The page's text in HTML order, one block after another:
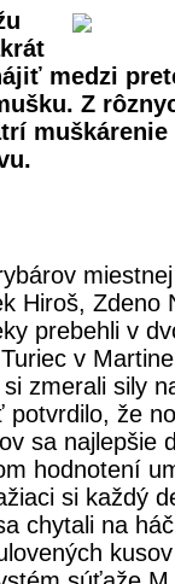
medzi
Z
muškárenie
Hiroš, Zdeno
prebehli v
v
zmerali sily
potvrdilo, že
sa najlepšie
hodnotení
si každý
chytali na